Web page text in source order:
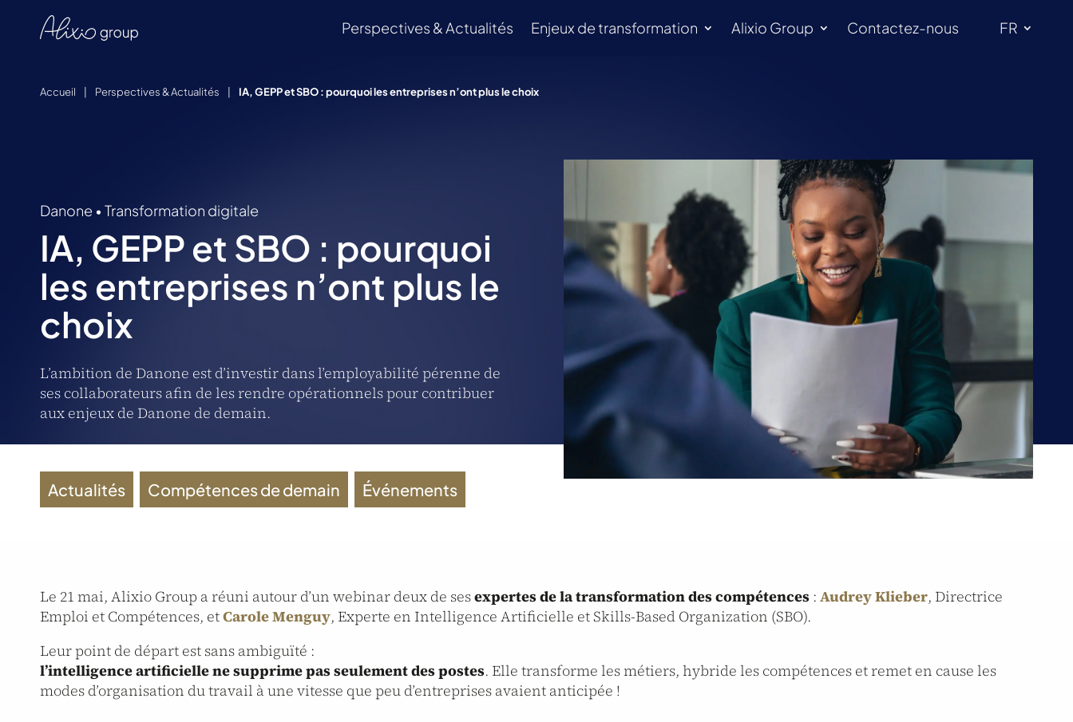
Perspectives & Actualités Enjeux de transformation Alixio Group Contactez-nous FR
Accueil Perspectives & Actualités IA, GEPP et SBO : pourquoi les entreprises n’ont plus le choix
Danone • Transformation digitale
IA, GEPP et SBO : pourquoi
les entreprises n’ont plus le
choix
L’ambition de Danone est d’investir dans l’employabilité pérenne de
ses collaborateurs afin de les rendre opérationnels pour contribuer
aux enjeux de Danone de demain.
Actualités Compétences de demain Événements
Le 21 mai, Alixio Group a réuni autour d’un webinar deux de sesexpertes de la transformation des compétences : Audrey Klieber, Directrice
Emploi et Compétences, etCarole Menguy, Experte en Intelligence Artificielle et Skills-Based Organization (SBO).
Leur point de départ est sans ambiguïté :
l’intelligence artificielle ne supprime pas seulement des postes. Elle transforme les métiers, hybride les compétences et remet en cause les
modes d’organisation du travail à une vitesse que peu d’entreprises avaient anticipée !